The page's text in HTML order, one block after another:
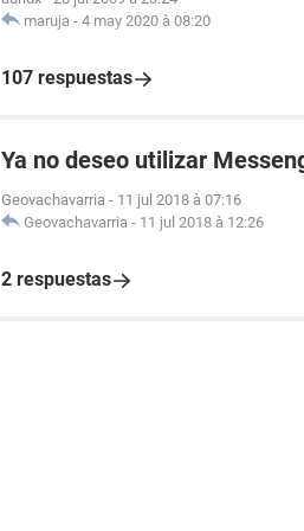
maruja - 4 may 2020 à 08:20
107 respuestas
Ya no deseo utilizar
Geovachavarria - 11 jul 2018 à 07:16
Geovachavarria - 11 jul 2018 à 12:26
2 respuestas